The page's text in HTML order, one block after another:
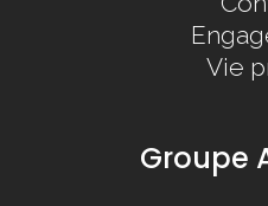
Vie
Groupe